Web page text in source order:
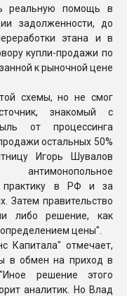
реальную помощь в
задолженности, до
этана и в
купли-продажи по
к рыночной цене
схемы, но не смог
знакомый с
от процессинга
остальных 50%
Игорь Шувалов
антимонопольное
практику в РФ и за
Затем правительство
либо решение, как
цены".
Капитала" отмечает,
в обмен на приход в
решение этого
аналитик. Но Влад